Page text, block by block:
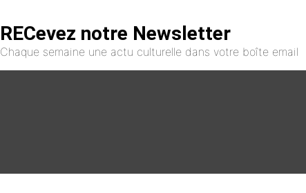
RECevez notre Newsletter
Chaque semaine une actu culturelle dans votre boîte email